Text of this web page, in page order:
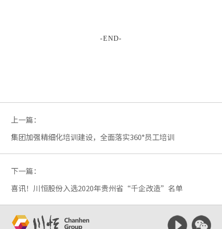
-END-
上一篇：
集团加强精细化培训建设，全面落实360°员工培训
下一篇：
喜讯！川恒股份入选2020年贵州省“千企改造”名单